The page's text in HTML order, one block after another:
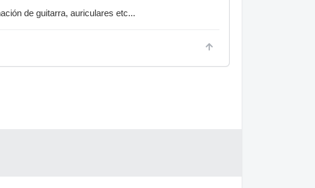
de guitarra, auriculares etc...